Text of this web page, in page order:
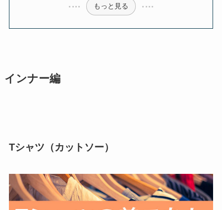
もっと見る
インナー編
Tシャツ（カットソー）